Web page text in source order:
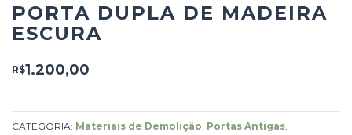
PORTA DUPLA DE MADEIRA
ESCURA
R$1.200,00
CATEGORIA: Materiais de Demolição Portas Antigas